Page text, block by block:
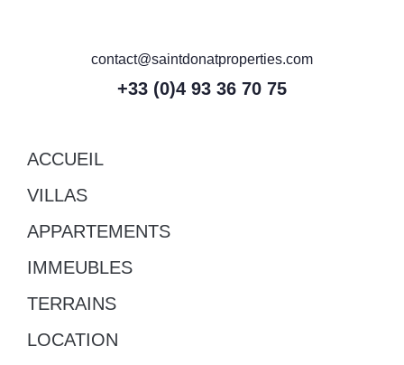
contact@saintdonatproperties.com
+33 (0)4 93 36 70 75
ACCUEIL
VILLAS
APPARTEMENTS
IMMEUBLES
TERRAINS
LOCATION